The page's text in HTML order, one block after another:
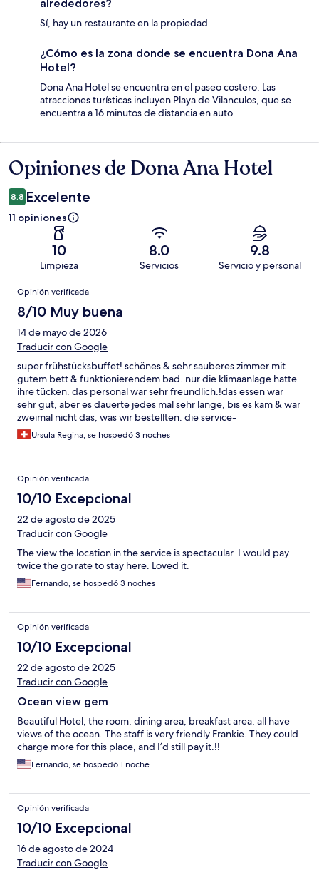
alrededores?
Sí, hay un restaurante en la propiedad.
¿Cómo es la zona donde se encuentra Dona Ana
Hotel?
Dona Ana Hotel se encuentra en el paseo costero. Las
atracciones turísticas incluyen Playa de Vilanculos, que se
encuentra a 16 minutos de distancia en auto.
Opiniones
Opiniones de Dona Ana Hotel
8.8 Excelente
11 opiniones
10
Limpieza
8.0
Servicios
9.8
Servicio y personal
Opiniones
Opinión verificada
8/10 Muy buena
14 de mayo de 2026
Traducir con Google
super frühstücksbuffet! schönes & sehr sauberes zimmer mit
gutem bett & funktionierendem bad. nur die klimaanlage hatte
ihre tücken. das personal war sehr freundlich.!das essen war
sehr gut, aber es dauerte jedes mal sehr lange, bis es kam & war
zweimal nicht das, was wir bestellten. die service-
mitarbeitenden sollten nachfragen, wenn sie unsicher sind,
oder sich die bestellung aufschreiben.
Ursula Regina, se hospedó 3 noches
Opinión verificada
10/10 Excepcional
22 de agosto de 2025
Traducir con Google
The view the location in the service is spectacular. I would pay
twice the go rate to stay here. Loved it.
Fernando, se hospedó 3 noches
Opinión verificada
10/10 Excepcional
22 de agosto de 2025
Traducir con Google
Ocean view gem
Beautiful Hotel, the room, dining area, breakfast area, all have
views of the ocean. The staff is very friendly Frankie. They could
charge more for this place, and I’d still pay it.!!
Fernando, se hospedó 1 noche
Opinión verificada
10/10 Excepcional
16 de agosto de 2024
Traducir con Google